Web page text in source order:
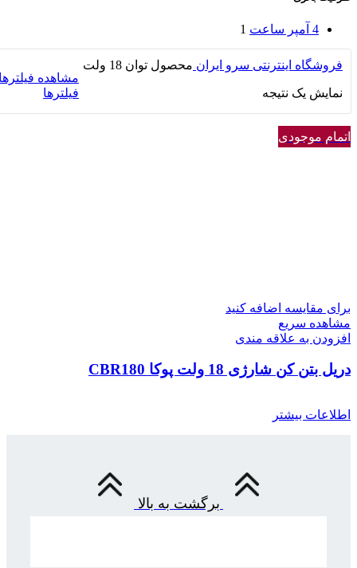
4 آمپر ساعت 1
فروشگاه اینترنتی سرو ایران محصول توان 18 ولت
نمایش یک نتیجه
مشاهده
فیلترها
اتمام موجودی
برای مقایسه اضافه کنید
مشاهده سریع
افزودن به علاقه مندی
دریل بتن کن شارژی 18 ولت پوکا CBR180
اطلاعات بیشتر
برگشت به بالا